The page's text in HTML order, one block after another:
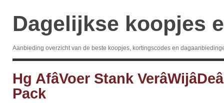
Dagelijkse koopjes
Aanbieding overzicht van de beste koopjes, kortingscodes en
Hg Afâ­Voer Stank
Pack